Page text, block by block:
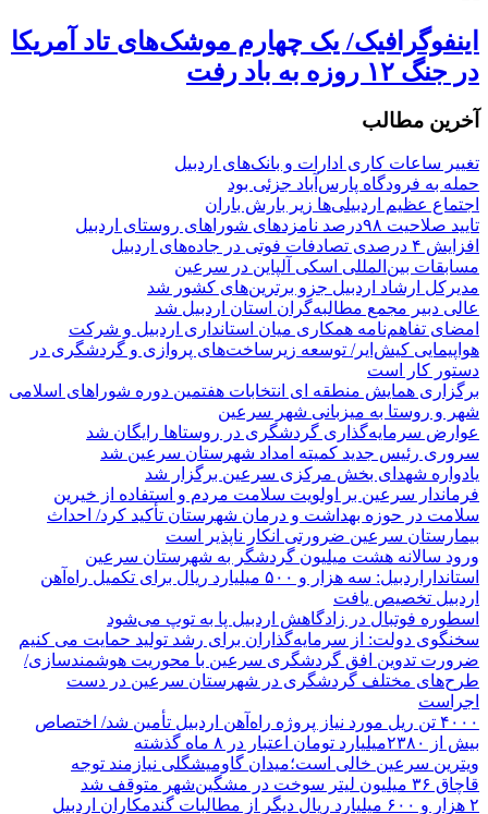
اینفوگرافیک/ یک چهارم موشک‌های تاد آمریکا
در جنگ ۱۲ روزه به باد رفت
آخرین مطالب
تغییر ساعات کاری ادارات و بانک‌های اردبیل
حمله به فرودگاه پارس‌‌آباد جزئی بود
اجتماع عظیم اردبیلی‌ها زیر بارش باران
تایید صلاحیت ۹۸درصد نامزدهای شوراهای روستای اردبیل
افزایش ۴ درصدی تصادفات فوتی در جاده‌های اردبیل
مسابقات بین‌المللی اسکی آلپاین در سرعین
مدیرکل ارشاد اردبیل جزو برترین‌های کشور شد
عالی دبیر مجمع مطالبه‌گران استان اردبیل شد
امضای تفاهم‌نامه همکاری میان استانداری اردبیل و شرکت
هواپیمایی کیش‌ایر/ توسعه زیرساخت‌های پروازی و گردشگری در
دستور کار است
برگزاری همایش منطقه ای انتخابات هفتمین دوره شوراهای اسلامی
شهر و روستا به میزبانی شهر سرعین
عوارض سرمایه‌گذاری گردشگری در روستاها رایگان شد
سروری رئیس جدید کمیته امداد شهرستان سرعین شد
یادواره شهدای بخش مرکزی سرعین برگزار شد
فرماندار سرعین بر اولویت سلامت مردم و استفاده از خیرین
سلامت در حوزه بهداشت و درمان شهرستان تأکید کرد/ احداث
بیمارستان سرعین ضرورتی انکار ناپذیر است
ورود سالانه هشت میلیون گردشگر به شهرستان سرعین
استانداراردبیل: سه هزار و ۵۰۰ میلیارد ریال برای تکمیل راه‌آهن
اردبیل تخصیص یافت
اسطوره فوتبال در زادگاهش اردبیل پا به توپ می‌شود
سخنگوی دولت: از سرمایه‌گذاران برای رشد تولید حمایت می کنیم
ضرورت تدوین افق گردشگری سرعین با محوریت هوشمندسازی/
طرح‌های مختلف گردشگری در شهرستان سرعین در دست
اجراست
۴۰۰۰ تن ریل مورد نیاز پروژه راه‌آهن اردبیل تأمین شد/ اختصاص
بیش از ۲۳۸۰میلیارد تومان اعتبار در ۸ ماه گذشته
ویترین سرعین خالی است؛میدان گاومیشگلی نیازمند توجه
قاچاق ۳۶ میلیون لیتر سوخت در مشگین‌شهر متوقف شد
۲ هزار و ۶۰۰‌ میلیارد ریال دیگر از مطالبات گندمکاران اردبیل